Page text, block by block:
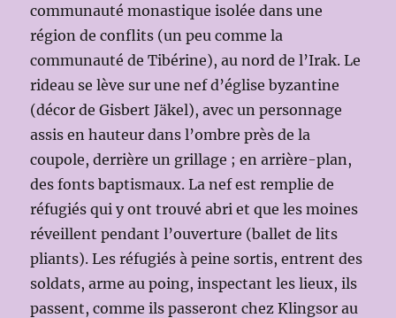
communauté monastique isolée dans une
région de conflits (un peu comme la
communauté de Tibérine), au nord de l’Irak. Le
rideau se lève sur une nef d’église byzantine
(décor de Gisbert Jäkel), avec un personnage
assis en hauteur dans l’ombre près de la
coupole, derrière un grillage ; en arrière-plan,
des fonts baptismaux. La nef est remplie de
réfugiés qui y ont trouvé abri et que les moines
réveillent pendant l’ouverture (ballet de lits
pliants). Les réfugiés à peine sortis, entrent des
soldats, arme au poing, inspectant les lieux, ils
passent, comme ils passeront chez Klingsor au